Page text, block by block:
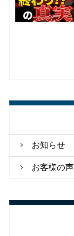
お知らせ
お客様の声